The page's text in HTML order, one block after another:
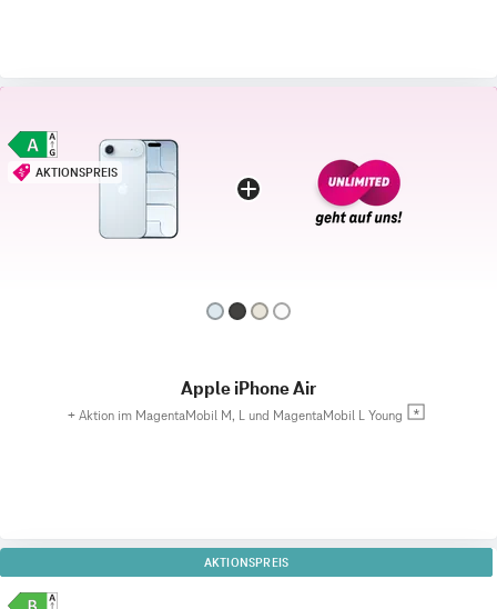
AKTIONSPREIS
Apple iPhone Air
+ Aktion im MagentaMobil M, L und MagentaMobil L Young
AKTIONSPREIS